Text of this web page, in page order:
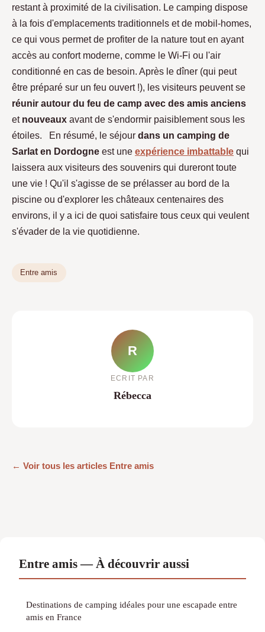
restant à proximité de la civilisation. Le camping dispose
à la fois d'emplacements traditionnels et de mobil-homes,
ce qui vous permet de profiter de la nature tout en ayant
accès au confort moderne, comme le Wi-Fi ou l'air
conditionné en cas de besoin. Après le dîner (qui peut
être préparé sur un feu ouvert !), les visiteurs peuvent se
réunir autour du feu de camp avec des amis anciens
et nouveaux avant de s'endormir paisiblement sous les
étoiles. En résumé, le séjour dans un camping de
Sarlat en Dordogne est une expérience imbattable qui
laissera aux visiteurs des souvenirs qui dureront toute
une vie ! Qu'il s'agisse de se prélasser au bord de la
piscine ou d'explorer les châteaux centenaires des
environs, il y a ici de quoi satisfaire tous ceux qui veulent
s'évader de la vie quotidienne.
Entre amis
R
ECRIT PAR
Rébecca
← Voir tous les articles Entre amis
Entre amis — À découvrir aussi
Destinations de camping idéales pour une escapade entre
amis en France